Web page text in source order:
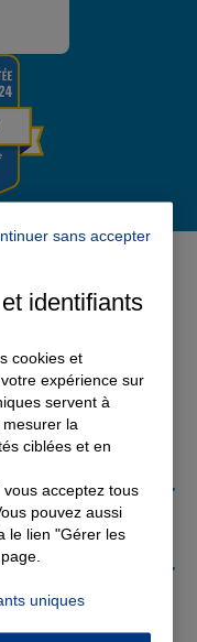
Agence
0
6 mois
pour le
vous
Allianz sont
les
sans accepter
identifiants
cookies et
expérience sur
servent à
la
ciblées et en
acceptez tous
pouvez aussi
le lien "Gérer les
uniques